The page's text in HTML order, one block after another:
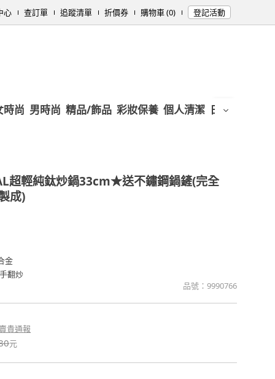
心 查訂單 追蹤清單 折價券 購物車 (0) 登記活動
時尚 男時尚 精品/飾品 彩妝保養 個人清潔 日用/紙品
超輕純鈦炒鍋33cm★送不鏽鋼鍋鏟(完全
成)
金
翻炒
品號： 9990766
賣貴通報
元